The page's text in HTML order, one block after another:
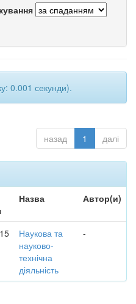
0.001 секунди).
назад 1 далі
Назва Автор(и)
Наукова та
науково-
технічна
діяльність
-